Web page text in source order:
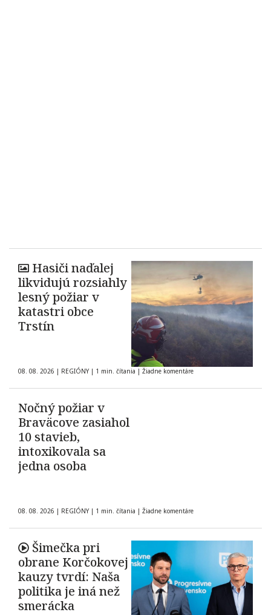
Hasiči naďalej
likvidujú rozsiahly
lesný požiar v
katastri obce
Trstín
08. 08. 2026 | REGIÓNY | 1 min. čítania | Žiadne komentáre
Nočný požiar v
Braväcove zasiahol
10 stavieb,
intoxikovala sa
jedna osoba
08. 08. 2026 | REGIÓNY | 1 min. čítania | Žiadne komentáre
Šimečka pri
obrane Korčokovej
kauzy tvrdí: Naša
politika je iná než
smerácka